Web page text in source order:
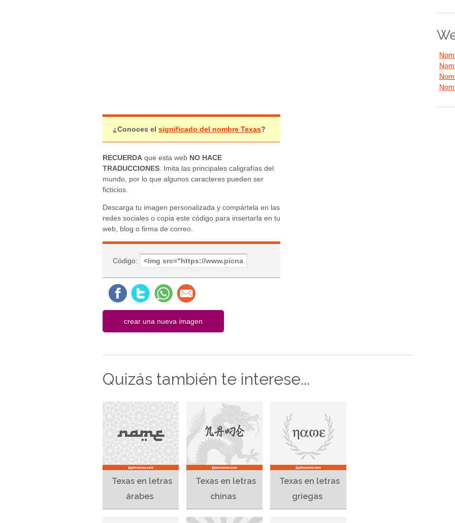
¿Conoces el significado del nombre Texas?
RECUERDA que esta web NO HACE
TRADUCCIONES . Imita las principales caligrafías del
mundo, por lo que algunos caracteres pueden ser
ficticios.
Descarga tu imagen personalizada y compártela en las
redes sociales o copia este código para insertarla en tu
web, blog o firma de correo.
Código:
Quizás también te interese...
Texas en letras
árabes
Texas en letras
chinas
Texas en letras
griegas